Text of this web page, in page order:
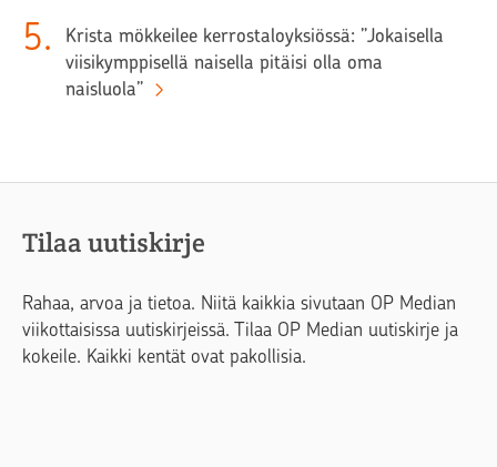
5.
Krista mökkeilee kerrostaloyksiössä: ”Jokaisella
viisikymppisellä naisella pitäisi olla oma
naisluola”
Tilaa uutiskirje
Rahaa, arvoa ja tietoa. Niitä kaikkia sivutaan OP Median
viikottaisissa uutiskirjeissä. Tilaa OP Median uutiskirje ja
kokeile. Kaikki kentät ovat pakollisia.